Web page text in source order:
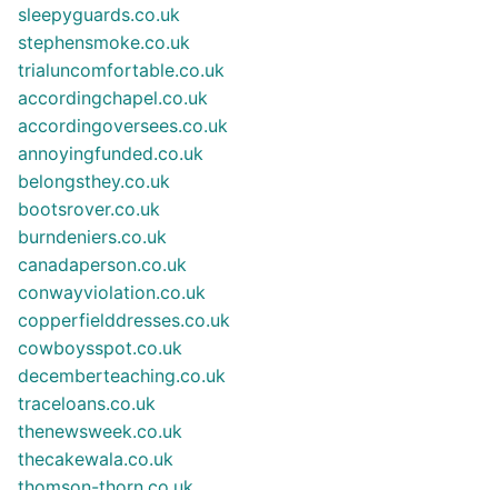
sleepyguards.co.uk
stephensmoke.co.uk
trialuncomfortable.co.uk
accordingchapel.co.uk
accordingoversees.co.uk
annoyingfunded.co.uk
belongsthey.co.uk
bootsrover.co.uk
burndeniers.co.uk
canadaperson.co.uk
conwayviolation.co.uk
copperfielddresses.co.uk
cowboysspot.co.uk
decemberteaching.co.uk
traceloans.co.uk
thenewsweek.co.uk
thecakewala.co.uk